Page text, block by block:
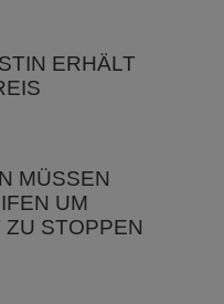
ERHÄLT
MÜSSEN
UM H
STOPPEN